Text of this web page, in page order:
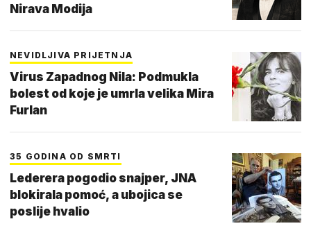
Nirava Modija
NEVIDLJIVA PRIJETNJA
Virus Zapadnog Nila: Podmukla
bolest od koje je umrla velika Mira
Furlan
35 GODINA OD SMRTI
Lederera pogodio snajper, JNA
blokirala pomoć, a ubojica se
poslije hvalio